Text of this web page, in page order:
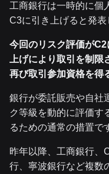
工商銀行は一時的に個
C3に引き上げると発表
今回のリスク評価が
上げにより取引を制限
再び取引参加資格を得
銀行が委託販売や自社
ク等級を動的に評価す
るための通常の措置で
昨年以降、工商銀行、
行、寧波銀行など複数